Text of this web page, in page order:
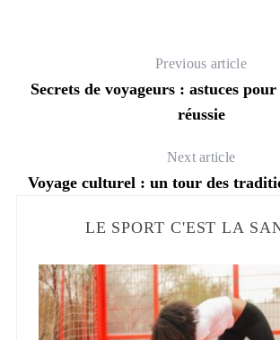
Previous article
Secrets de voyageurs : astuces pour
réussie
Next article
Voyage culturel : un tour des
LE SPORT C'EST LA